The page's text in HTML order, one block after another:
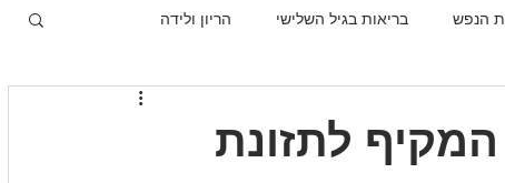
הנפש בריאות בגיל השלישי הריון ולידה
לתזונת